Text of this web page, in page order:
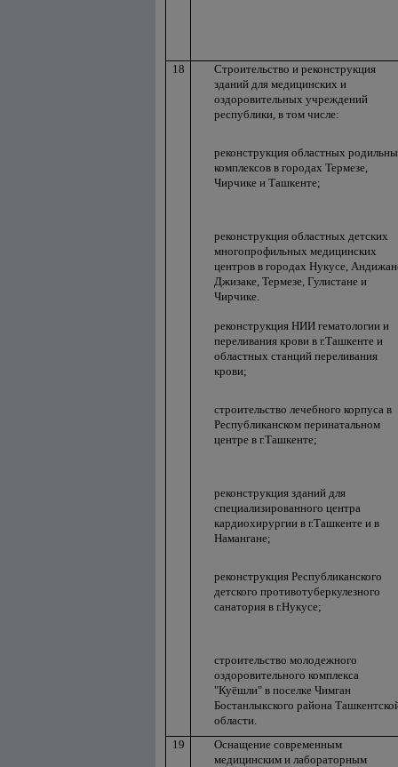
18
Строительство и реконструкция
зданий для медицинских и
оздоровительных учреждений
республики, в том числе:
реконструкция областных
комплексов в городах Термезе,
Чирчике и Ташкенте;
реконструкция областных детских
многопрофильных медицинских
центров в городах Нукусе,
Джизаке, Термезе, Гулистане и
Чирчике.
реконструкция НИИ гематологии и
переливания крови в г.Ташкенте и
областных станций переливания
крови;
строительство лечебного корпуса в
Республиканском перинатальном
центре в г.Ташкенте;
реконструкция зданий для
специализированного центра
кардиохирургии в г.Ташкенте и в
Намангане;
реконструкция Республиканского
детского противотуберкулезного
санатория в г.Нукусе;
строительство молодежного
оздоровительного комплекса
"Куёшли" в поселке Чимган
Бостанлыкского района
области.
19
Оснащение современным
медицинским и лабораторным